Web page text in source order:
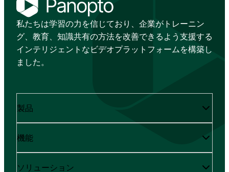
私たちは学習の力を信じており、企業がトレーニン
グ、教育、知識共有の方法を改善できるよう支援する
インテリジェントなビデオプラットフォームを構築し
ました。
製品
機能
ソリューション